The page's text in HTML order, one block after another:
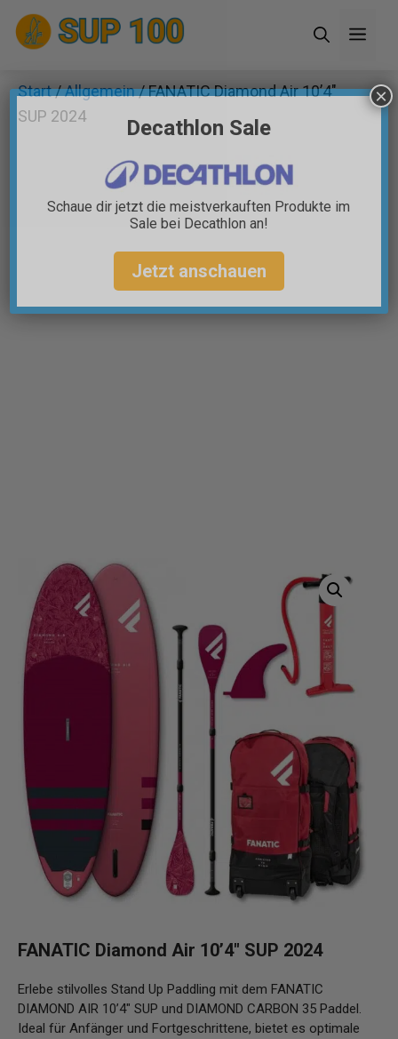
Zum
Inhalt
Start/Allgemein/ FANATIC Diamond Air 10’4″
SUP 2024
FANATIC Diamond Air 10’4″ SUP 2024
Erlebe stilvolles Stand Up Paddling mit dem FANATIC
DIAMOND AIR 10’4″ SUP und DIAMOND CARBON 35 Paddel.
Ideal für Anfänger und Fortgeschrittene, bietet es optimale
Decathlon Sale
Schaue dir jetzt die meistverkauften Produkte im
Sale bei Decathlon an!
Jetzt anschauen
×